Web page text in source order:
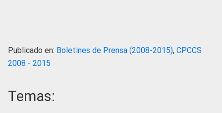
Publicado en: Boletines de Prensa (2008-2015), CPCCS
2008 - 2015
Temas: